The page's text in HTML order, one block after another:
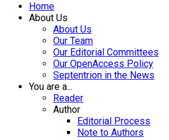
Home
About Us
About Us
Our Team
Our Editorial Committees
Our OpenAccess Policy
Septentrion in the News
You are a...
Reader
Author
Editorial Process
Note to Authors